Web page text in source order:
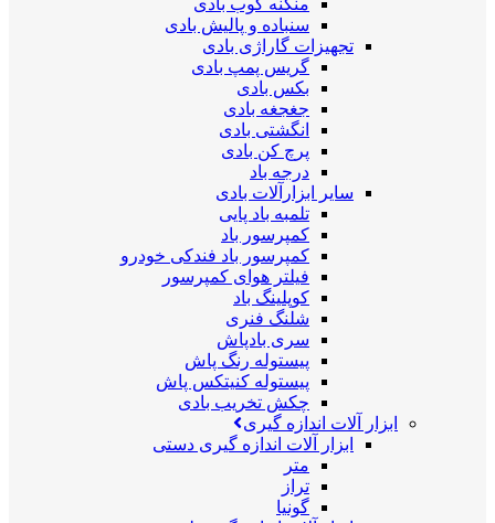
منگنه کوب بادی
سنباده و پالیش بادی
تجهیزات گاراژی بادی
گریس پمپ بادی
بکس بادی
جغجغه بادی
انگشتی بادی
پرچ کن بادی
درجه باد
سایر ابزارآلات بادی
تلمبه باد پایی
کمپرسور باد
کمپرسور باد فندکی خودرو
فیلتر هوای کمپرسور
کوپلینگ باد
شلنگ فنری
سری بادپاش
پیستوله رنگ پاش
پیستوله کنیتکس پاش
چکش تخریب بادی
ابزار آلات اندازه گیری
ابزار آلات اندازه گیری دستی
متر
تراز
گونیا